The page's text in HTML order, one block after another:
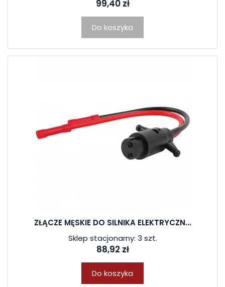
99,40 zł
Do koszyka
ZŁĄCZE MĘSKIE DO SILNIKA ELEKTRYCZN...
Sklep stacjonarny: 3 szt.
88,92 zł
Do koszyka